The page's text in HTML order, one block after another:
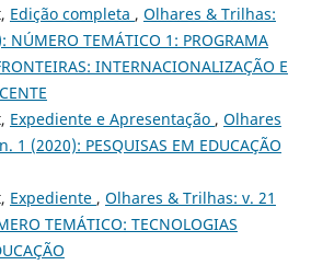
Edição completa , Olhares & Trilhas:
NÚMERO TEMÁTICO 1: PROGRAMA
INTERNACIONALIZAÇÃO E
Expediente e Apresentação , Olhares
1 (2020): PESQUISAS EM EDUCAÇÃO
Expediente , Olhares & Trilhas: v. 21
TEMÁTICO: TECNOLOGIAS